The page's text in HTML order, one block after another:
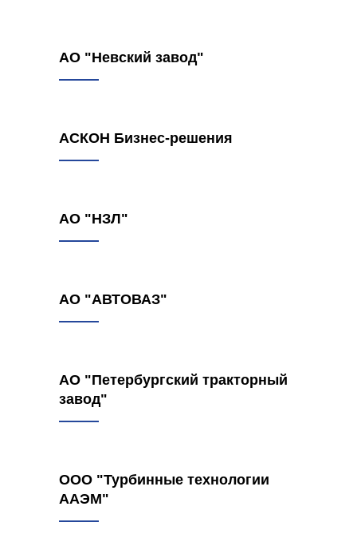
АО "Невский завод"
АСКОН Бизнес-решения
АО "НЗЛ"
АО "АВТОВАЗ"
АО "Петербургский тракторный
завод"
ООО "Турбинные технологии
ААЭМ"